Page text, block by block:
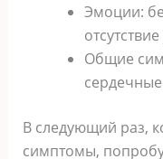
Эмоции:
Общие
В следующий раз,
симптомы,